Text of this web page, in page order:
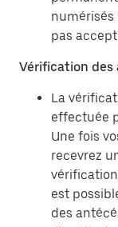
numérisés
pas
Vérification
La
effectuée
Une fois
recevrez
est
des